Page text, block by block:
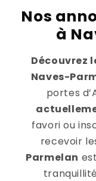
Nos
à
Découvrez
Naves-
portes
favori ou
recevoir
Parmelan